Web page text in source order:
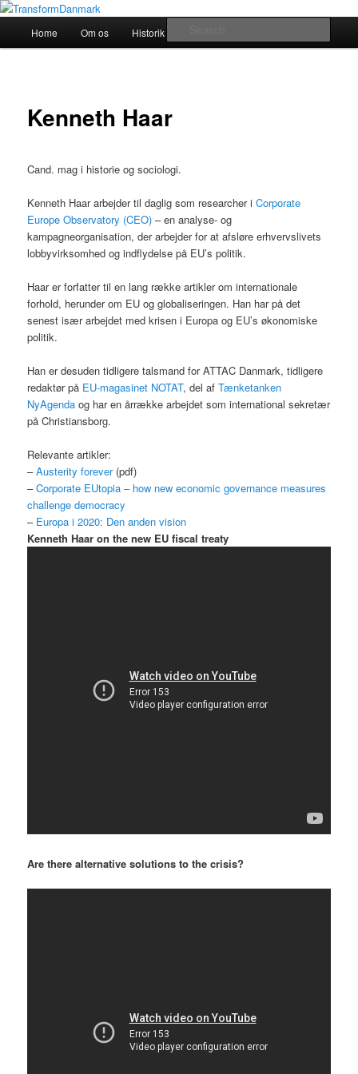
TransformDanmark
Skip
Home Om os Historik
Kenneth Haar
Cand. mag i historie og sociologi.
Kenneth Haar arbejder til daglig som researcher iCorporate
Europe Observatory (CEO) – en analyse- og
kampagneorganisation, der arbejder for at afsløre erhvervslivets
lobbyvirksomhed og indflydelse på EU’s politik.
Haar er forfatter til en lang række artikler om internationale
forhold, herunder om EU og globaliseringen. Han har på det
senest især arbejdet med krisen i Europa og EU’s økonomiske
politik.
Han er desuden tidligere talsmand for ATTAC Danmark, tidligere
redaktør på EU-magasinet NOTAT, del afTænketanken
NyAgenda og har en årrække arbejdet som international sekretær
på Christiansborg.
Relevante artikler:
–Austerity forever(pdf)
–Corporate EUtopia – how new economic governance measures
challenge democracy
– Europa i 2020: Den anden vision
Kenneth Haar on the new EU fiscal treaty
Are there alternative solutions to the crisis?